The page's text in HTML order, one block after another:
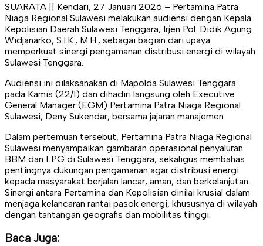
SUARATA || Kendari, 27 Januari 2026 – Pertamina Patra
Niaga Regional Sulawesi melakukan audiensi dengan Kepala
Kepolisian Daerah Sulawesi Tenggara, Irjen Pol. Didik Agung
Widjanarko, S.I.K., M.H., sebagai bagian dari upaya
memperkuat sinergi pengamanan distribusi energi di wilayah
Sulawesi Tenggara.
Audiensi ini dilaksanakan di Mapolda Sulawesi Tenggara
pada Kamis (22/1) dan dihadiri langsung oleh Executive
General Manager (EGM) Pertamina Patra Niaga Regional
Sulawesi, Deny Sukendar, bersama jajaran manajemen.
Dalam pertemuan tersebut, Pertamina Patra Niaga Regional
Sulawesi menyampaikan gambaran operasional penyaluran
BBM dan LPG di Sulawesi Tenggara, sekaligus membahas
pentingnya dukungan pengamanan agar distribusi energi
kepada masyarakat berjalan lancar, aman, dan berkelanjutan.
Sinergi antara Pertamina dan Kepolisian dinilai krusial dalam
menjaga kelancaran rantai pasok energi, khususnya di wilayah
dengan tantangan geografis dan mobilitas tinggi.
Baca Juga: